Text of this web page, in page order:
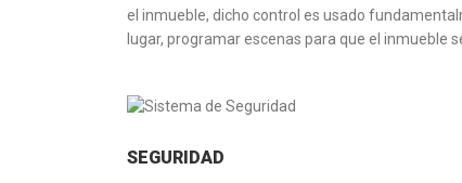
el inmueble, dicho control es usado
lugar, programar escenas para que el inmueble
SEGURIDAD